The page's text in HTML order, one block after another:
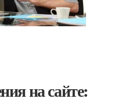
на сайте: